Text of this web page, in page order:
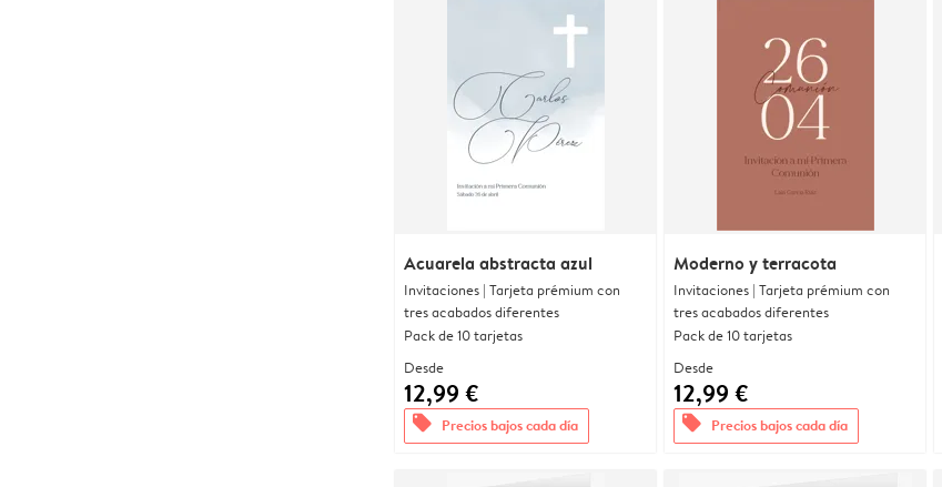
Acuarela abstracta azul
Invitaciones | Tarjeta prémium con
tres acabados diferentes
Pack de 10 tarjetas
Desde
12,99 €
offers Precios bajos cada día
Moderno y terracota
Invitaciones | Tarjeta prémium con
tres acabados diferentes
Pack de 10 tarjetas
Desde
12,99 €
offers Precios bajos cada día